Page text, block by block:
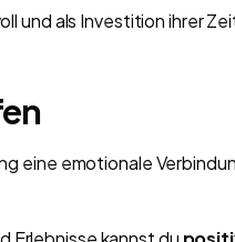
und als Investition ihrer
eine emotionale